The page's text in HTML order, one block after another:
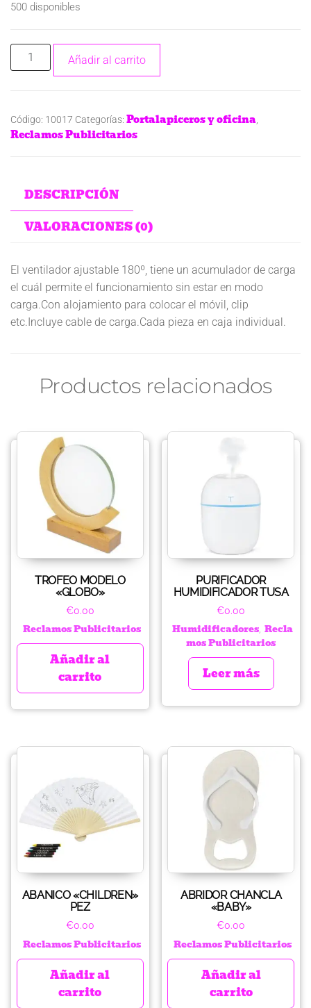
500 disponibles
Añadir al carrito
Código: 10017 Categorías: Portalapiceros y oficina
Reclamos Publicitarios
DESCRIPCIÓN
VALORACIONES (0)
El ventilador ajustable 180º, tiene un acumulador de carga
el cuál permite el funcionamiento sin estar en modo
carga.Con alojamiento para colocar el móvil, clip
etc.Incluye cable de carga.Cada pieza en caja individual.
Productos relacionados
TROFEO MODELO
«GLOBO»
€0.00
Reclamos Publicitarios
Añadir al
carrito
PURIFICADOR
HUMIDIFICADOR TUSA
€0.00
Humidificadores, Recla
mos Publicitarios
Leer más
ABANICO «CHILDREN»
PEZ
€0.00
Reclamos Publicitarios
Añadir al
carrito
ABRIDOR CHANCLA
«BABY»
€0.00
Reclamos Publicitarios
Añadir al
carrito